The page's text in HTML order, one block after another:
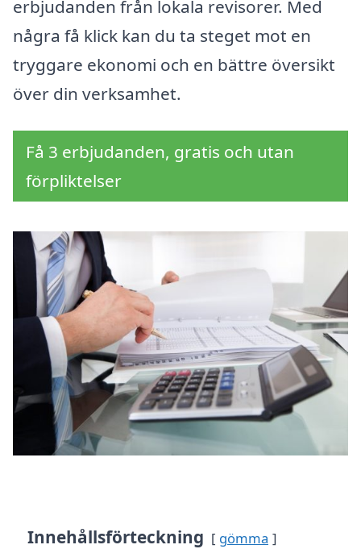
erbjudanden från lokala revisorer. Med
några få klick kan du ta steget mot en
tryggare ekonomi och en bättre översikt
över din verksamhet.
Få 3 erbjudanden, gratis och utan
förpliktelser
Innehållsförteckning gömma